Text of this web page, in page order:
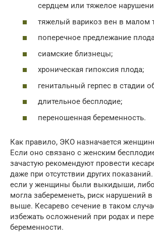
сердцем или тяжелое
тяжелый варикоз вен в малом
поперечное предлежание
сиамские близнецы;
хроническая гипоксия плода;
генитальный герпес в стадии
длительное бесплодие;
переношенная беременность.
Как правило, ЭКО назначается
Если оно связано с женским
зачастую рекомендуют провести
даже при отсутствии других
если у женщины были выкидыши,
могла забеременеть, риск нарушений
выше. Кесарево сечение в таком
избежать осложнений при родах и
беременности.